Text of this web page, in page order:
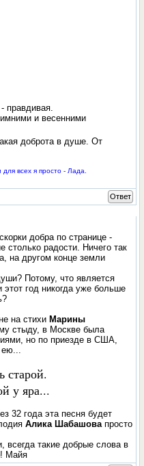
правдивая.
и весенними
доброта в душе. От
всех я просто - Лада.
Ответ
добра по странице -
столько радости. Ничего так
на другом конце земли
Потому, что является
год никогда уже больше
на стихи Марины
стыду, в Москве была
но по приезде в США,
ею...
старой.
у яра...
32 года эта песня будет
Алика Шабашовапросто
всегда такие добрые слова в
Майя